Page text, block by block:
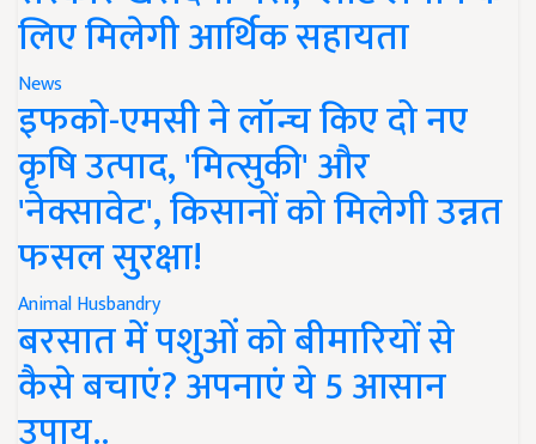
लिए मिलेगी आर्थिक सहायता
News
इफको-एमसी ने लॉन्च किए दो नए
कृषि उत्पाद, 'मित्सुकी' और
'नेक्सावेट', किसानों को मिलेगी उन्नत
फसल सुरक्षा!
Animal Husbandry
बरसात में पशुओं को बीमारियों से
कैसे बचाएं? अपनाएं ये 5 आसान